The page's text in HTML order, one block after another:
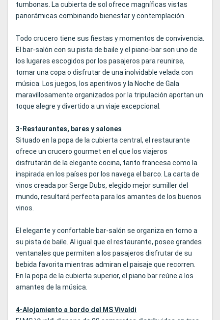
tumbonas. La cubierta de sol ofrece magníficas vistas
panorámicas combinando bienestar y contemplación.
Todo crucero tiene sus fiestas y momentos de convivencia.
El bar-salón con su pista de baile y el piano-bar son uno de
los lugares escogidos por los pasajeros para reunirse,
tomar una copa o disfrutar de una inolvidable velada con
música. Los juegos, los aperitivos y la Noche de Gala
maravillosamente organizados por la tripulación aportan un
toque alegre y divertido a un viaje excepcional.
3-Restaurantes, bares y salones
Situado en la popa de la cubierta central, el restaurante
ofrece un crucero gourmet en el que los viajeros
disfrutarán de la elegante cocina, tanto francesa como la
inspirada en los países por los navega el barco. La carta de
vinos creada por Serge Dubs, elegido mejor sumiller del
mundo, resultará perfecta para los amantes de los buenos
vinos.
El elegante y confortable bar-salón se organiza en torno a
su pista de baile. Al igual que el restaurante, posee grandes
ventanales que permiten a los pasajeros disfrutar de su
bebida favorita mientras admiran el paisaje que recorren.
En la popa de la cubierta superior, el piano bar reúne a los
amantes de la música.
4-Alojamiento a bordo del MS Vivaldi